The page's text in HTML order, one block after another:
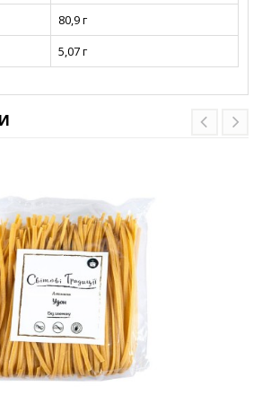
80,9 г
5,07 г